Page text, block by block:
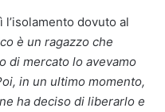
dovuto al
è un ragazzo che
di mercato lo avevamo
in un ultimo momento,
ha deciso di liberarlo e